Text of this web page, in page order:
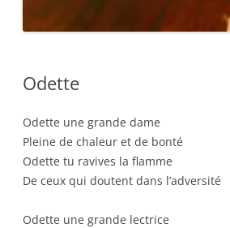
CATHERINE COHEN (KATIA
EVELYNE CHANEAC
MYTHES
Odette
Odette une grande dame
Pleine de chaleur et de bonté
Odette tu ravives la flamme
De ceux qui doutent dans l’adversité
Odette une grande lectrice